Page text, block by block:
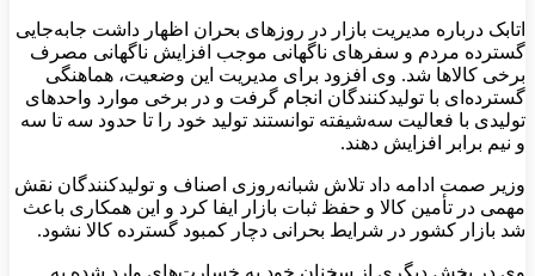
اتابک درباره مدیریت بازار در روزهای بحران اظهار داشت جابه‌جایی
گسترده مردم و سفرهای ناگهانی موجب افزایش ناگهانی مصرف
برخی کالاها شد. وی افزود برای مدیریت این وضعیت، هماهنگی
گسترده‌ای با تولیدکنندگان انجام گرفت و در برخی موارد واحدهای
تولیدی با فعالیت سه‌شیفته توانستند تولید خود را تا حدود سه تا سه
و نیم برابر افزایش دهند.
وزیر صمت ادامه داد تلاش شبانه‌روزی اصناف و تولیدکنندگان نقش
مهمی در تأمین کالا و حفظ ثبات بازار ایفا کرد و این همکاری باعث
شد بازار کشور در شرایط بحرانی دچار کمبود گسترده کالا نشود.